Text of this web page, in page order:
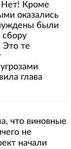
Нет! Кроме
оказались
были
сбору
Это те
глава
что виновные
не
начали